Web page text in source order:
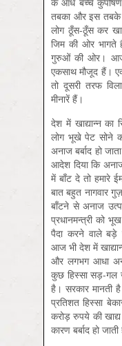
तबका और इस तबके
लोग ठूँस-ठूँस कर
जिम की ओर भागते
गुरुओं की ओर। आज
एकसाथ मौजूद हैं।
तो दूसरी तरफ
मीनारें हैं।
देश में खाद्यान्न का
लोग भूखे पेट सोने
अनाज बर्बाद हो
आदेश दिया कि
में बाँट दे तो हमारे
बात बहुत नागवार
बाँटने से अनाज
प्रधानमन्त्री को
पैदा करने वाले बड़े
आज भी देश में
और लगभग आधा
कुछ हिस्सा सड़-गल
है। सरकार मानती
प्रतिशत हिस्सा
करोड़ रुपये की
कारण बर्बाद हो